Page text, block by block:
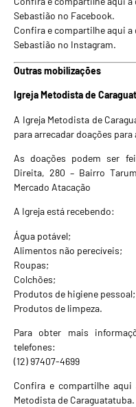
Sebastião no Facebook.
Confira e compartilhe aqui a
Sebastião no Instagram.
Outras mobilizações
Igreja Metodista de
A Igreja Metodista de
para arrecadar doações
As doações podem ser
Direita, 280 – Bairro
Mercado Atacação
A Igreja está recebendo:
Água potável;
Alimentos não perecíveis;
Roupas;
Colchões;
Produtos de higiene pessoal;
Produtos de limpeza.
Para obter mais
telefones:
(12) 97407-4699
Confira e compartilhe
Metodista de Caraguatatuba.